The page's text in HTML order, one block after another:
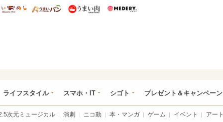
ディズニー特集
うまいめし うまいパン うまい肉
ライフスタイル スマホ・IT シゴト プレゼント＆キャンペーン
次元ミュージカル 演劇 ニコ動 本・マンガ ゲーム イベント アート